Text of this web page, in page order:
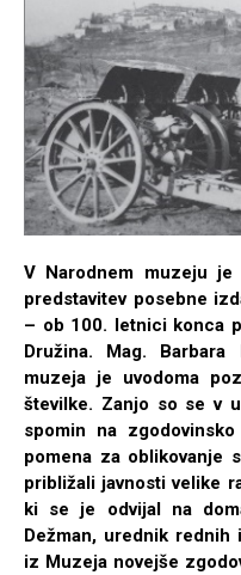
V Narodnem muzeju
predstavitev posebne
– ob 100. letnici konca
Družina. Mag. Barbara
muzeja je uvodoma
številke. Zanjo so se v
spomin na
pomena za oblikovanje
približali javnosti velike
ki se je odvijal na
Dežman, urednik
iz Muzeja novejše